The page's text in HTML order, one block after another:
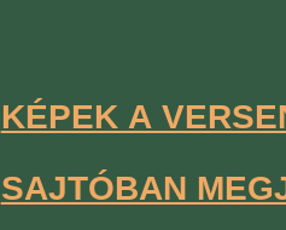
KÉPEK A
SAJTÓBAN